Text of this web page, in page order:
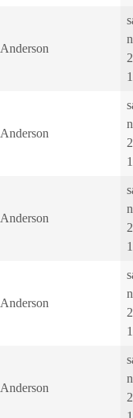
Anderson
Anderson
Anderson
Anderson
Anderson